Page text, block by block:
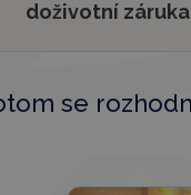
doživotní
se